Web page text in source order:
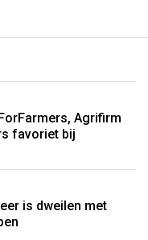
Agrifirm
favoriet bij
is dweilen met